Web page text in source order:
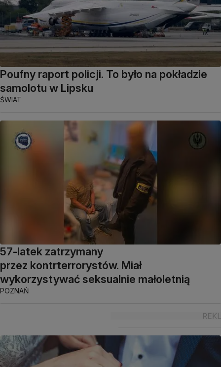
Poufny raport policji. To było na pokładzie
samolotu w Lipsku
ŚWIAT
57-latek zatrzymany
przez kontrterrorystów. Miał
wykorzystywać seksualnie małoletnią
POZNAŃ